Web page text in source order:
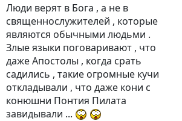
Люди верят в Бога , а не в
священнослужителей , которые
являются обычными людьми .
Злые языки поговаривают , что
даже Апостолы , когда срать
садились , такие огромные кучи
откладывали , что даже кони с
конюшни Понтия Пилата
завидывали ...